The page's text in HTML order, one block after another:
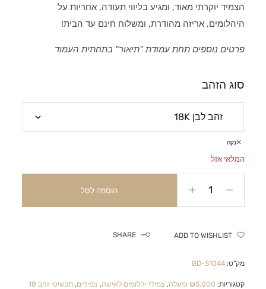
הצמיד יוקרתי מאוד, ומגיע בליווי תעודה, אחריות על
היהלומים, אריזה מהודרת, ומשלוח חינם עד הבית!
פרטים נוספים תחת עמודת "תיאור" בתחתית העמוד
סוג הזהב
נקה
המלאי אזל
הוספה לסל
ADD TO WISHLIST
SHARE
מק"ט:BD-S1044
קטגוריות: ₪5,000 ומעלה , צמידי יהלומים לאישה, צמידים,
תכשיטי זהב 18